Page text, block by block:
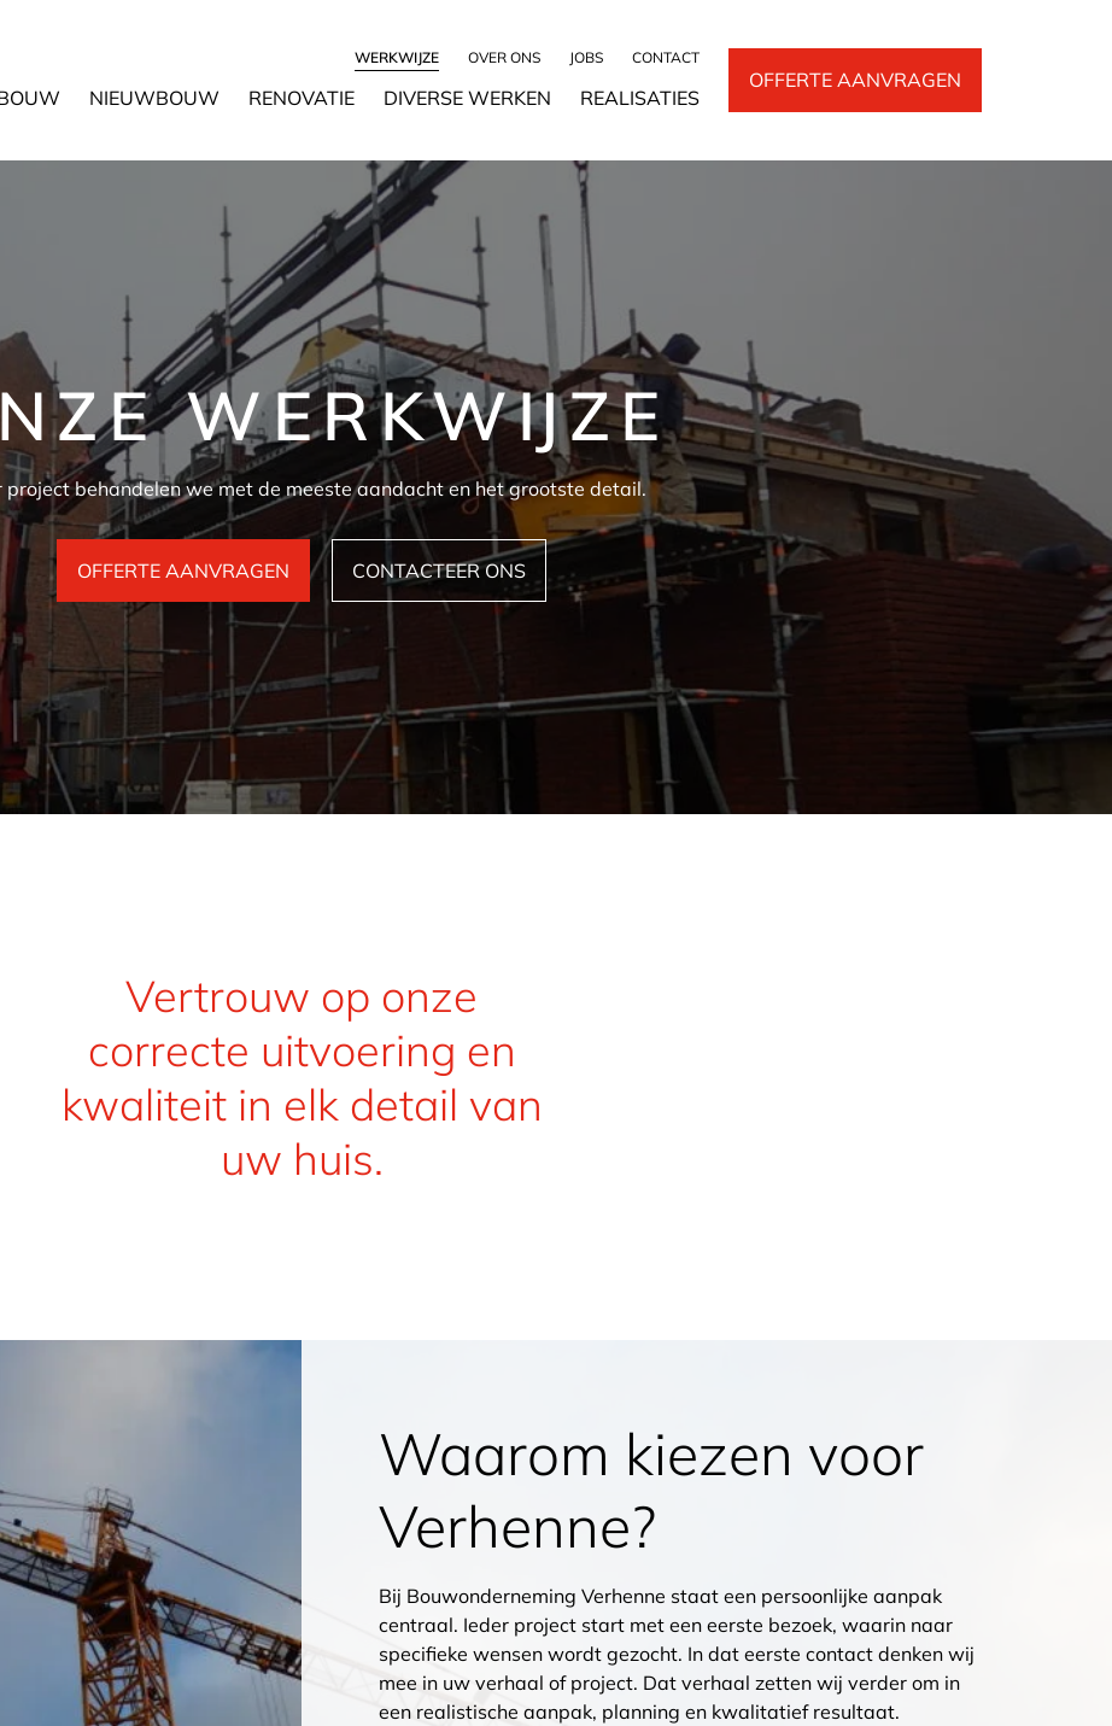
WERKWIJZE OVER ONS JOBS CONTACT
NIEUWBOUW RENOVATIE DIVERSE WERKEN REALISATIES
OFFERTE AANVRAGEN
WERKWIJZE
project behandelen we met de meeste aandacht en het grootste detail.
OFFERTE AANVRAGEN CONTACTEER ONS
Vertrouw op onze
correcte uitvoering en
kwaliteit in elk detail van
uw huis.
Waarom kiezen voor
Verhenne?
Bij Bouwonderneming Verhenne staat een persoonlijke aanpak
centraal. Ieder project start met een eerste bezoek, waarin naar
specifieke wensen wordt gezocht. In dat eerste contact denken wij
mee in uw verhaal of project. Dat verhaal zetten wij verder om in
een realistische aanpak, planning en kwalitatief resultaat.